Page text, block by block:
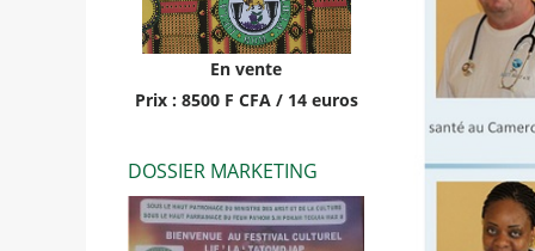
En vente
Prix : 8500 F CFA / 14 euros
DOSSIER MARKETING